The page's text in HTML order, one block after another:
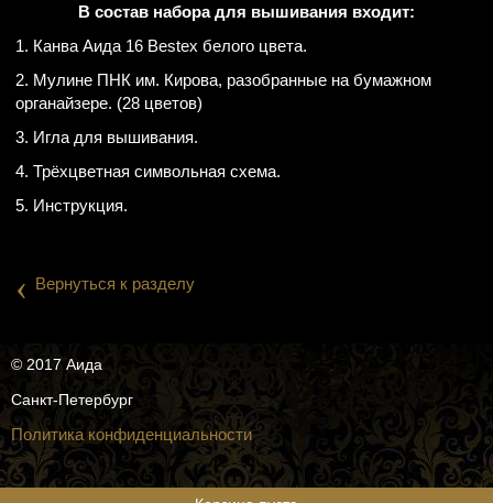
В состав набора для вышивания входит:
1. Канва Аида 16 Bestex белого цвета.
2. Мулине ПНК им. Кирова, разобранные на бумажном
органайзере. (28 цветов)
3. Игла для вышивания.
4. Трёхцветная символьная схема.
5. Инструкция.
‹ Вернуться к разделу
© 2017 Аида
Санкт-Петербург
Политика конфиденциальности